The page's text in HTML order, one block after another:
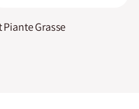
Piante Grasse